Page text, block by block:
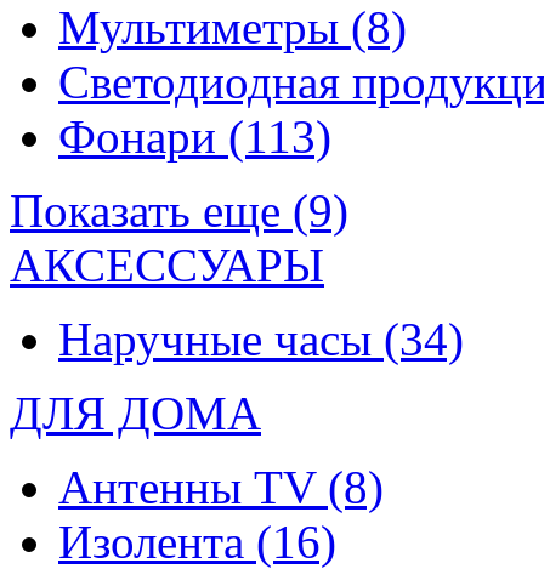
Мультиметры (8)
Светодиодная
Фонари (113)
Показать еще (9)
АКСЕССУАРЫ
Наручные часы (34)
ДЛЯ ДОМА
Антенны TV (8)
Изолента (16)